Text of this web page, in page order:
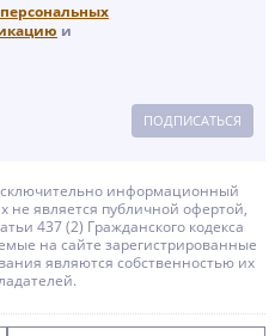
и
ПОДПИСАТЬСЯ
информационный
не является публичной офертой,
437 (2) Гражданского кодекса
на сайте зарегистрированные
являются собственностью их